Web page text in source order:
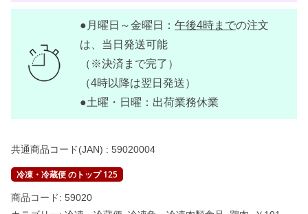
0
ッ
ク
】
●月曜日～金曜日： 午後4時までの注文
は、当日発送可能
（※決済まで完了）
（4時以降は翌日発送）
●土曜・日曜：出荷業務休業
共通商品コード(JAN) : 59020004
冷凍・冷蔵便 のトップ 125
商品コード: 59020